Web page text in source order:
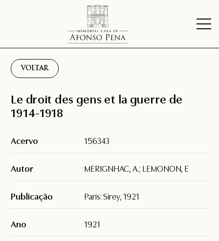
VOLTAR
Le droit des gens et la guerre de
1914-1918
Acervo 156343
Autor MERIGNHAC, A.; LEMONON, E
Publicação Paris: Sirey, 1921
Ano 1921